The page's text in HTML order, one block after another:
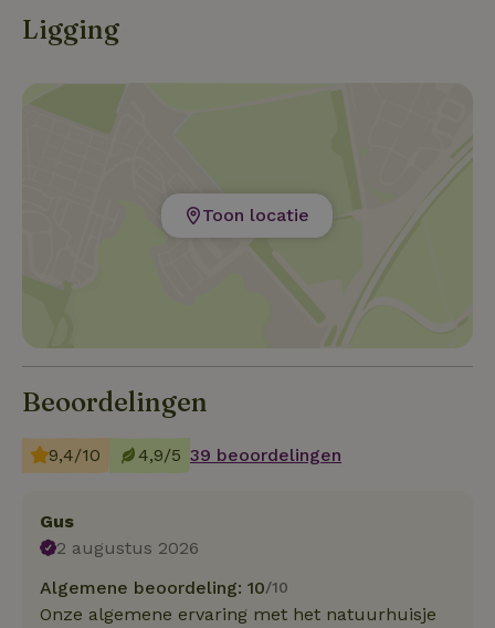
Ligging
Toon locatie
Beoordelingen
9,4/10 4,9/5 39 beoordelingen
Gus
2 augustus 2026
Algemene beoordeling: 10/10
Onze algemene ervaring met het natuurhuisje